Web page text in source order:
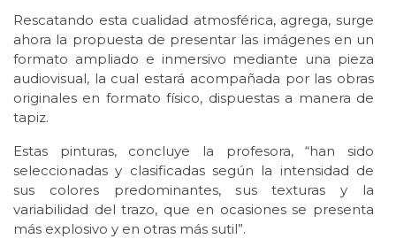
Rescatando esta cualidad atmosférica, agrega, surge
ahora la propuesta de presentar las imágenes en un
formato ampliado e inmersivo mediante una pieza
audiovisual, la cual estará acompañada por las obras
originales en formato físico, dispuestas a manera de
tapiz.
Estas pinturas, concluye la profesora, “han sido
seleccionadas y clasificadas según la intensidad de
sus colores predominantes, sus texturas y la
variabilidad del trazo, que en ocasiones se presenta
más explosivo y en otras más sutil”.